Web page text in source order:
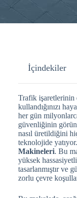
İçindekiler
Trafik işaretlerinin
kullandığınızı
her gün
güvenliğinin
nasıl üretildiğini
teknolojide yatıyor.
Makineleri. Bu
yüksek
tasarlanmıştır ve
zorlu çevre